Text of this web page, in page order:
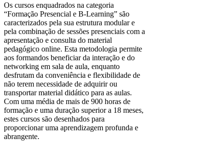
Os cursos enquadrados na categoria
“Formação Presencial e B-Learning” são
caracterizados pela sua estrutura modular e
pela combinação de sessões presenciais com a
apresentação e consulta do material
pedagógico online. Esta metodologia permite
aos formandos beneficiar da interação e do
networking em sala de aula, enquanto
desfrutam da conveniência e flexibilidade de
não terem necessidade de adquirir ou
transportar material didático para as aulas.
Com uma média de mais de 900 horas de
formação e uma duração superior a 18 meses,
estes cursos são desenhados para
proporcionar uma aprendizagem profunda e
abrangente.